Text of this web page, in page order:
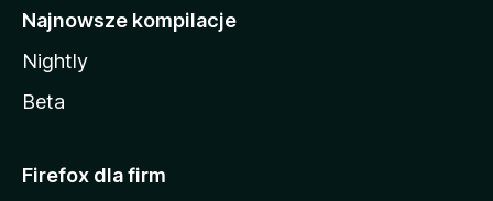
Najnowsze kompilacje
Nightly
Beta
Firefox dla firm